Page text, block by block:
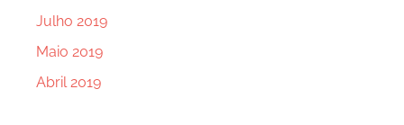
Julho 2019
Maio 2019
Abril 2019